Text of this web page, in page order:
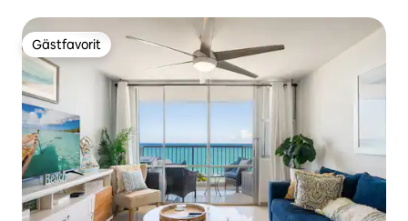
Gästfavorit
Gästfavorit